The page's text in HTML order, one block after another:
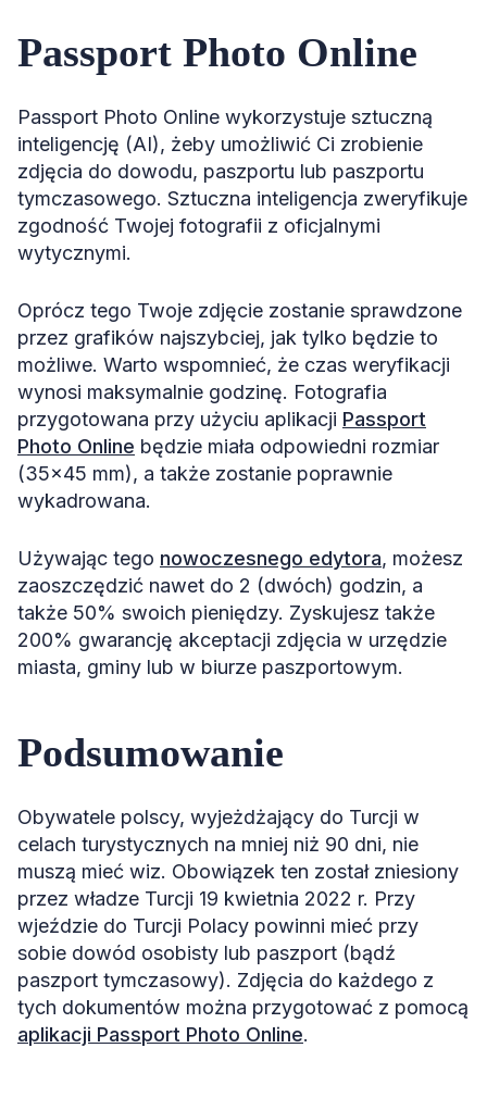
Passport Photo Online
Passport Photo Online wykorzystuje sztuczną
inteligencję (AI), żeby umożliwić Ci zrobienie
zdjęcia do dowodu, paszportu lub paszportu
tymczasowego. Sztuczna inteligencja zweryfikuje
zgodność Twojej fotografii z oficjalnymi
wytycznymi.
Oprócz tego Twoje zdjęcie zostanie sprawdzone
przez grafików najszybciej, jak tylko będzie to
możliwe. Warto wspomnieć, że czas weryfikacji
wynosi maksymalnie godzinę. Fotografia
przygotowana przy użyciu aplikacji Passport
Photo Online będzie miała odpowiedni rozmiar
(35×45 mm), a także zostanie poprawnie
wykadrowana.
Używając tego nowoczesnego edytora, możesz
zaoszczędzić nawet do 2 (dwóch) godzin, a
także 50% swoich pieniędzy. Zyskujesz także
200% gwarancję akceptacji zdjęcia w urzędzie
miasta, gminy lub w biurze paszportowym.
Podsumowanie
Obywatele polscy, wyjeżdżający do Turcji w
celach turystycznych na mniej niż 90 dni, nie
muszą mieć wiz. Obowiązek ten został zniesiony
przez władze Turcji 19 kwietnia 2022 r. Przy
wjeździe do Turcji Polacy powinni mieć przy
sobie dowód osobisty lub paszport (bądź
paszport tymczasowy). Zdjęcia do każdego z
tych dokumentów można przygotować z pomocą
aplikacji Passport Photo Online.